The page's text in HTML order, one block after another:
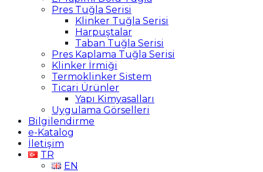
Pres Tuğla Serisi
Klinker Tuğla Serisi
Harpuştalar
Taban Tuğla Serisi
Pres Kaplama Tuğla Serisi
Klinker İrmiği
Termoklinker Sistem
Ticari Ürünler
Yapı Kimyasalları
Uygulama Görselleri
Bilgilendirme
e-Katalog
İletişim
TR
EN